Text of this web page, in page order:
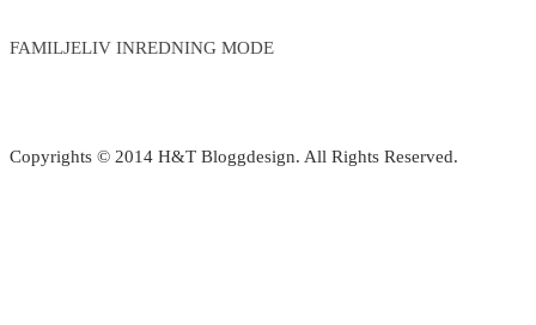
FAMILJELIV INREDNING MODE
Copyrights © 2014 H&T Bloggdesign. All Rights Reserved.